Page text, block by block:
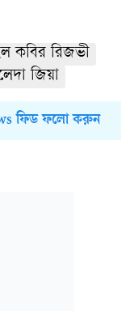
কবির রিজভী
জিয়া
ফিড ফলো করুন